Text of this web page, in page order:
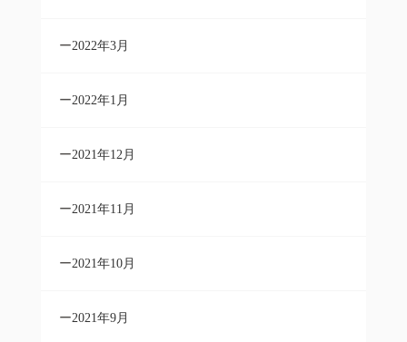
2022年3月
2022年1月
2021年12月
2021年11月
2021年10月
2021年9月